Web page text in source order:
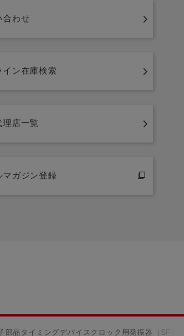
合わせ
イン在庫検索
理店一覧
マガジン登録
部品 タイミングデバイス クロック用発振器（